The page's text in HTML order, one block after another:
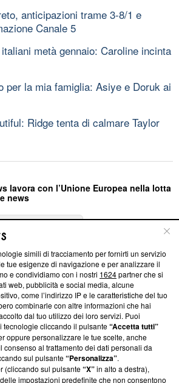
anticipazioni trame 3-8/1 e
Canale 5
metà gennaio: Caroline incinta
per la mia famiglia: Asiye e Doruk ai
Ridge tenta di calmare Taylor
lavora con l’Unione Europea nella lotta
news
informazioni trasparenti su Blasting
editoriali e su come ci impegniamo a
Inoltre, afferma la nostra aderenza a
with Integrity’Blasting News non è
ma ha richiesto di farne
ha ancora effettuato una verifica di
simili di tracciamento per fornirti un servizio
tue esigenze di navigazione e per analizzare il
e condividiamo con i nostri 1624partner che si
web, pubblicità e social media, alcune
come l’indirizzo IP e le caratteristiche del tuo
combinarle con altre informazioni che hai
dal tuo utilizzo dei loro servizi. Puoi
tecnologie cliccando il pulsante“Accetta tutti”
oppure personalizzare le tue scelte, anche
al trattamento dei dati personali da
sul pulsante“Personalizza”.
(cliccando sul pulsante“X”in alto a destra),
impostazioni predefinite che non consentono